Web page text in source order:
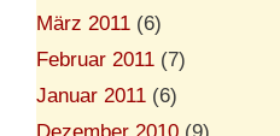
März 2011 (6)
Februar 2011 (7)
Januar 2011 (6)